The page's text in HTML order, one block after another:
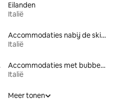
Eilanden
Italië
Accommodaties nabij de skipiste
Italië
Accommodaties met bubbelbad
Italië
Meer tonen